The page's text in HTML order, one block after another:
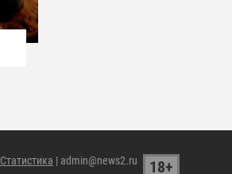
Статистика | admin@news2.ru 18+